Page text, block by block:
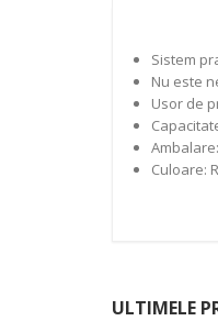
Sistem
Nu este
Usor de
Culoare:
ULTIMELE